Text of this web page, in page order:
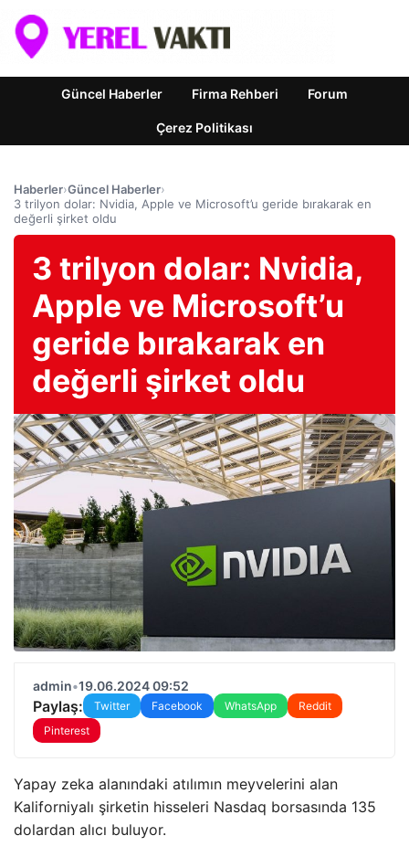
Güncel Haberler Firma Rehberi Forum
Çerez Politikası
Haberler›Güncel Haberler›
3 trilyon dolar: Nvidia, Apple ve Microsoft’u geride bırakarak en
değerli şirket oldu
3 trilyon dolar: Nvidia,
Apple ve Microsoft’u
geride bırakarak en
değerli şirket oldu
admin•19.06.2024 09:52
Paylaş: Twitter Facebook WhatsApp
Reddit
Pinterest
Yapay zeka alanındaki atılımın meyvelerini alan
Kaliforniyalı şirketin hisseleri Nasdaq borsasında 135
dolardan alıcı buluyor.